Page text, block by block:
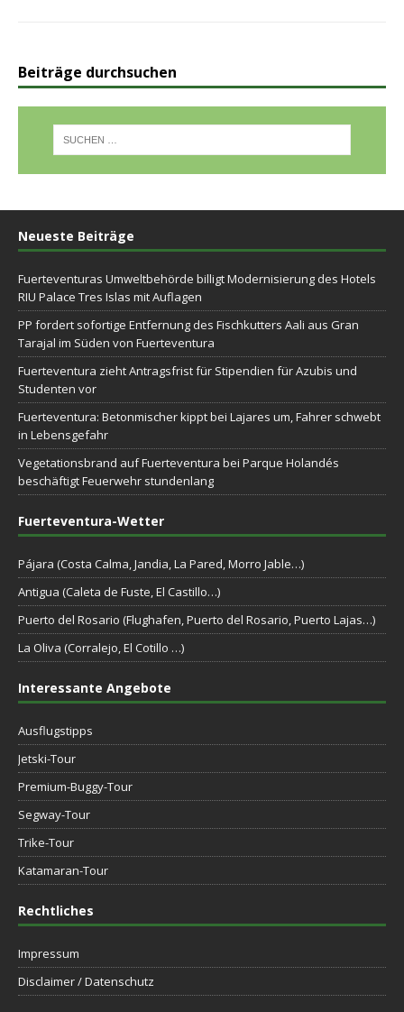
Beiträge durchsuchen
Neueste Beiträge
Fuerteventuras Umweltbehörde billigt Modernisierung des Hotels
RIU Palace Tres Islas mit Auflagen
PP fordert sofortige Entfernung des Fischkutters Aali aus Gran
Tarajal im Süden von Fuerteventura
Fuerteventura zieht Antragsfrist für Stipendien für Azubis und
Studenten vor
Fuerteventura: Betonmischer kippt bei Lajares um, Fahrer schwebt
in Lebensgefahr
Vegetationsbrand auf Fuerteventura bei Parque Holandés
beschäftigt Feuerwehr stundenlang
Fuerteventura-Wetter
Pájara (Costa Calma, Jandia, La Pared, Morro Jable…)
Antigua (Caleta de Fuste, El Castillo…)
Puerto del Rosario (Flughafen, Puerto del Rosario, Puerto Lajas…)
La Oliva (Corralejo, El Cotillo …)
Interessante Angebote
Ausflugstipps
Jetski-Tour
Premium-Buggy-Tour
Segway-Tour
Trike-Tour
Katamaran-Tour
Rechtliches
Impressum
Disclaimer / Datenschutz